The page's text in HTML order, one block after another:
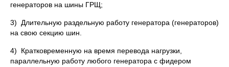
генераторов на шины ГРЩ;
3) Длительную раздельную работу генератора (генераторов)
на свою секцию шин.
4) Кратковременную на время перевода нагрузки,
параллельную работу любого генератора с фидером